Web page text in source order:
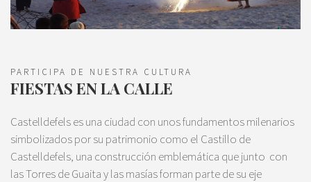
PARTICIPA DE NUESTRA CULTURA
FIESTAS EN LA CALLE
Castelldefels es una ciudad con unos fundamentos milenarios
simbolizados por su patrimonio como el Castillo de
Castelldefels, una construcción emblemática que junto con
las Torres de Guaita y las masías forman parte de su eje